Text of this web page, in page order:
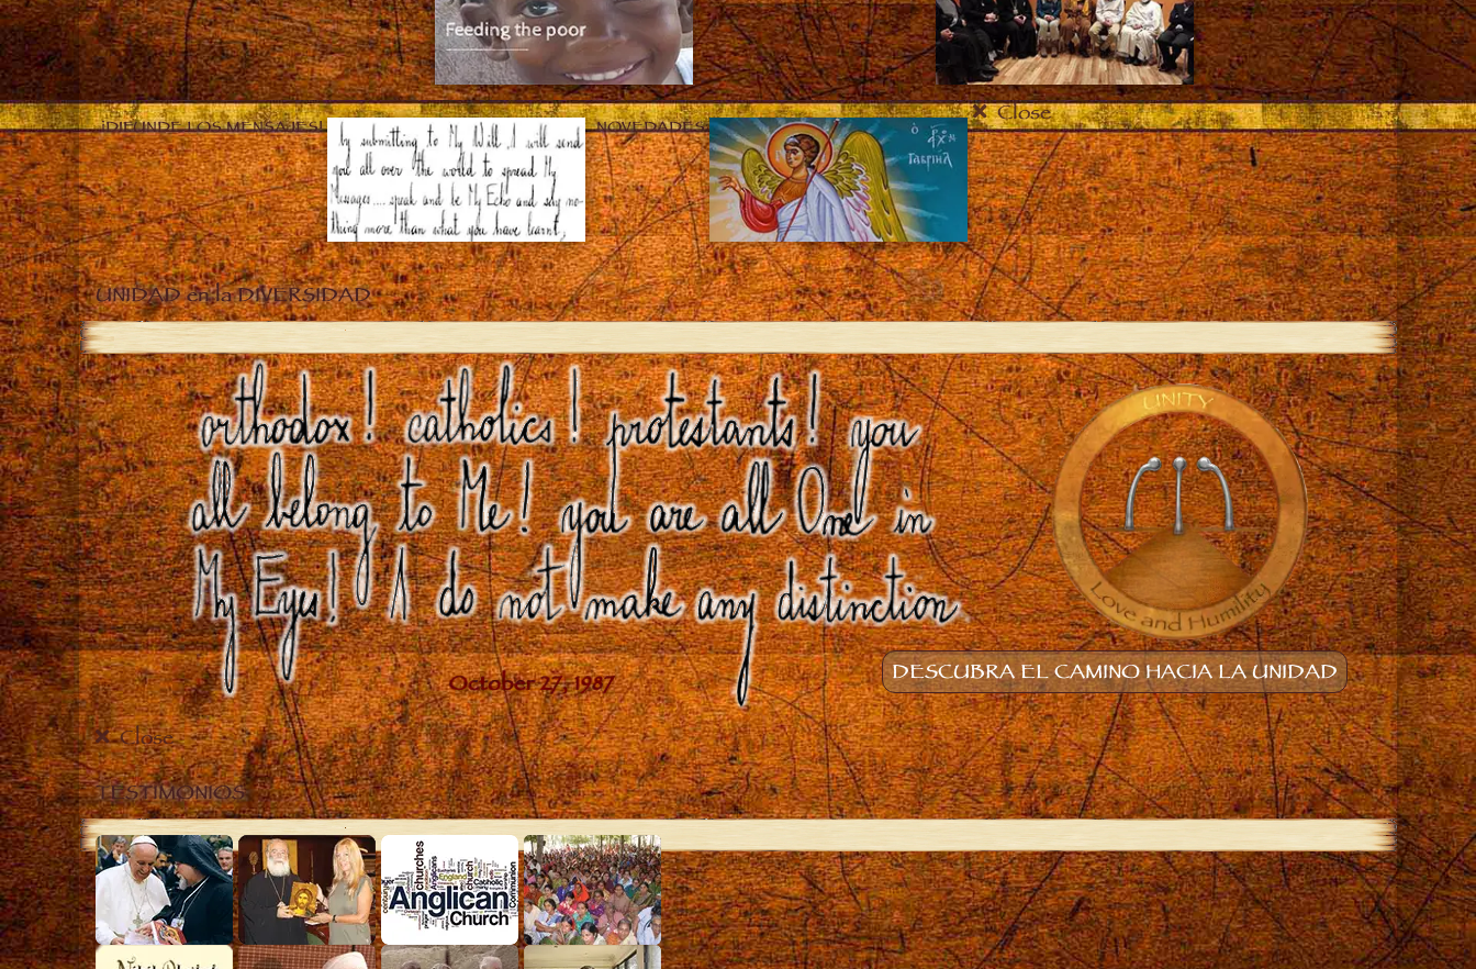
¡DIFUNDE LOS MENSAJES! NOVEDADES Close
UNIDAD en la DIVERSIDAD
DESCUBRA EL CAMINO HACIA LA UNIDAD
Close
TESTIMONIOS